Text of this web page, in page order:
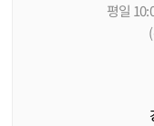
평일